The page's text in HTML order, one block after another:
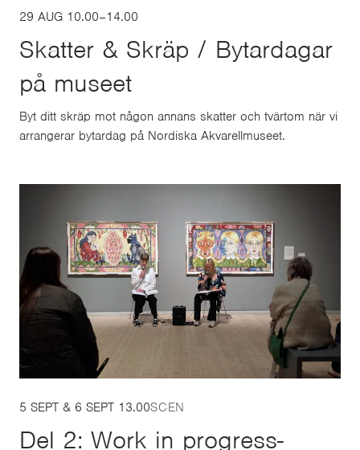
29 AUG 10.00–14.00
Skatter & Skräp / Bytardagar
på museet
Byt ditt skräp mot någon annans skatter och tvärtom när vi
arrangerar bytardag på Nordiska Akvarellmuseet.
5 SEPT & 6 SEPT 13.00SCEN
Del 2: Work in progress-